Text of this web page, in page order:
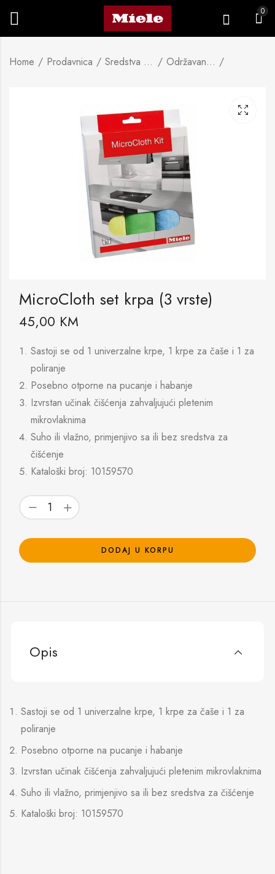
0
Home Prodavnica Sredstva za čišćenje Održavanje uređaja
MicroCloth set krpa (3 vrste)
45,00 KM
Sastoji se od 1 univerzalne krpe, 1 krpe za čaše i 1 za
poliranje
Posebno otporne na pucanje i habanje
Izvrstan učinak čišćenja zahvaljujući pletenim
mikrovlaknima
Suho ili vlažno, primjenjivo sa ili bez sredstva za
čišćenje
Kataloški broj: 10159570
DODAJ U KORPU
Opis
Sastoji se od 1 univerzalne krpe, 1 krpe za čaše i 1 za
poliranje
Posebno otporne na pucanje i habanje
Izvrstan učinak čišćenja zahvaljujući pletenim mikrovlaknima
Suho ili vlažno, primjenjivo sa ili bez sredstva za čišćenje
Kataloški broj: 10159570